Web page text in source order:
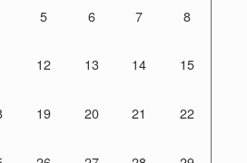
5 6 7 8
12 13 14 15
19 20 21 22